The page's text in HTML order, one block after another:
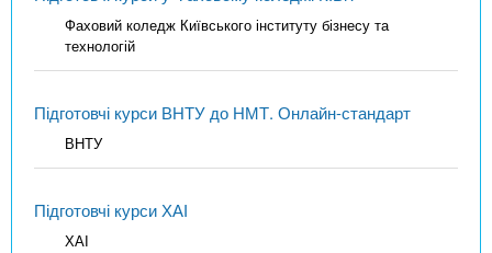
Фаховий коледж Київського інституту бізнесу та
технологій
Підготовчі курси ВНТУ до НМТ. Онлайн-стандарт
ВНТУ
Підготовчі курси ХАІ
ХАІ